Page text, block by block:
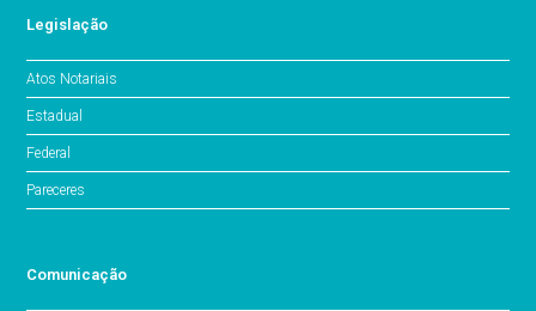
Legislação
Atos Notariais
Estadual
Federal
Pareceres
Comunicação